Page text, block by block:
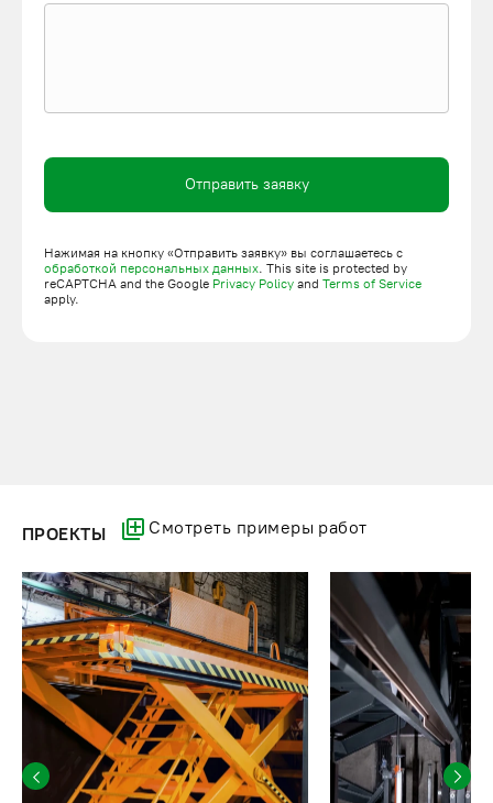
Отправить заявку
Нажимая на кнопку «Отправить заявку» вы соглашаетесь с
обработкой персональных данных. This site is protected by
reCAPTCHA and the Google Privacy Policy and Terms of Service
apply.
ПРОЕКТЫ Смотреть примеры работ